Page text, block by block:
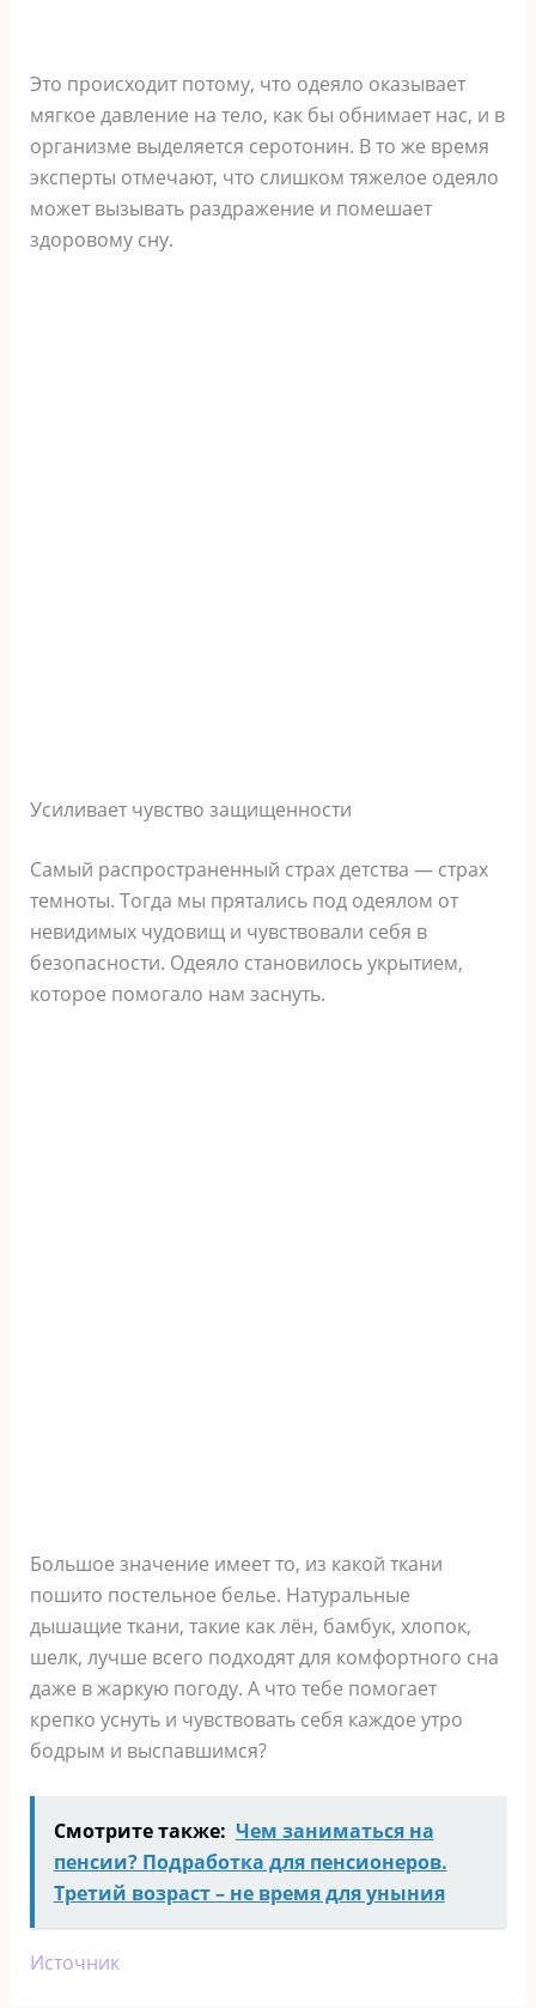
Это происходит потому, что одеяло оказывает
мягкое давление на тело, как бы обнимает нас, и в
организме выделяется серотонин. В то же время
эксперты отмечают, что слишком тяжелое одеяло
может вызывать раздражение и помешает
здоровому сну.
Усиливает чувство защищенности
Самый распространенный страх детства — страх
темноты. Тогда мы прятались под одеялом от
невидимых чудовищ и чувствовали себя в
безопасности. Одеяло становилось укрытием,
которое помогало нам заснуть.
Большое значение имеет то, из какой ткани
пошито постельное белье. Натуральные
дышащие ткани, такие как лён, бамбук, хлопок,
шелк, лучше всего подходят для комфортного сна
даже в жаркую погоду. А что тебе помогает
крепко уснуть и чувствовать себя каждое утро
бодрым и выспавшимся?
Смотрите также: Чем заниматься на
пенсии? Подработка для пенсионеров.
Третий возраст – не время для уныния
Источник